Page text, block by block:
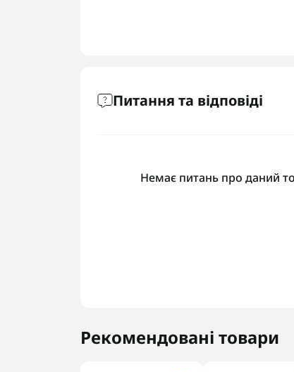
Питання та відповіді
Немає питань про даний
Рекомендовані товари